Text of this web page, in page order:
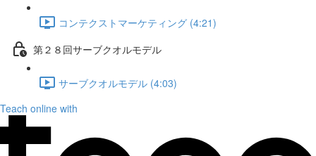
コンテクストマーケティング (4:21)
第２８回サーブクオルモデル
サーブクオルモデル (4:03)
Teach online with